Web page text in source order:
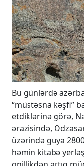
Bu günlərdə
“müstəsna kəşfi”
etdiklərinə görə,
ərazisində,
üzərində guya
həmin kitabə